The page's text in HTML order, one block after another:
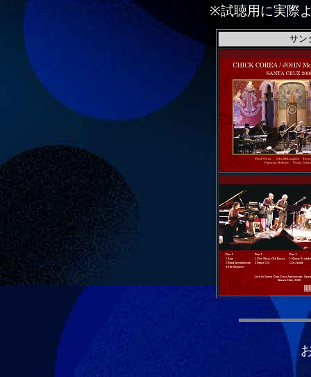
※試聴用に実際
サン